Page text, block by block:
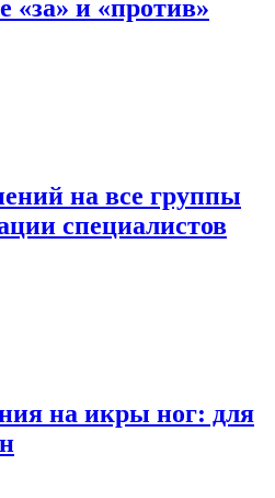
«за» и «против»
на все группы
специалистов
на икры ног: для